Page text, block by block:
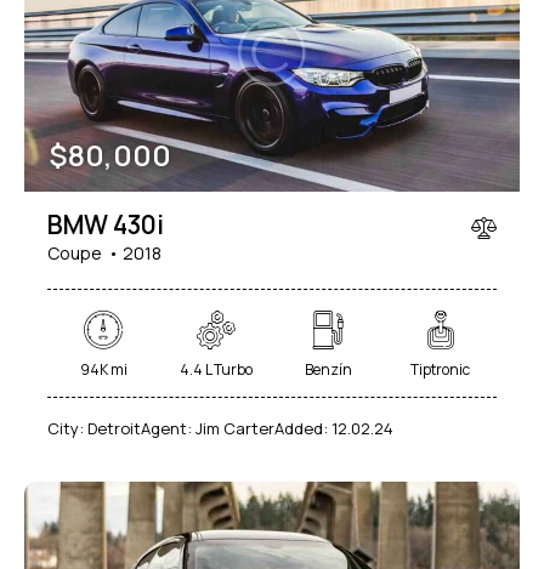
$80,000
BMW 430i
Coupe 2018
94K mi 4.4 L Turbo Benzín Tiptronic
City: DetroitAgent: Jim CarterAdded: 12.02.24